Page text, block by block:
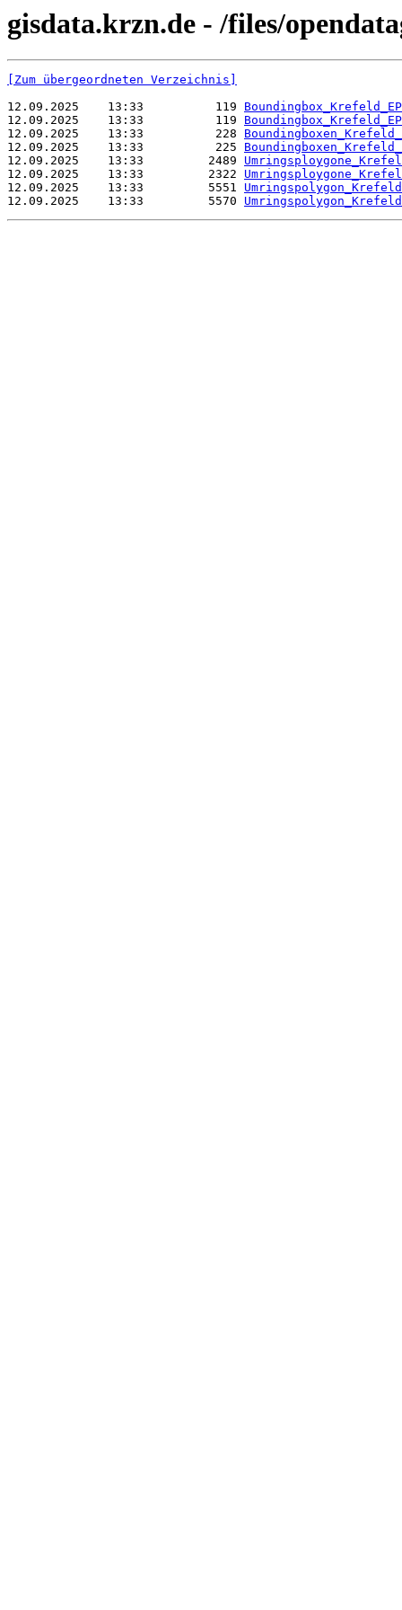
gisdata.krzn.de - /files/
[Zum übergeordneten Verzeichnis]
12.09.2025    13:33          119
12.09.2025    13:33          119
12.09.2025    13:33          228
12.09.2025    13:33          225
12.09.2025    13:33         2489
12.09.2025    13:33         2322
12.09.2025    13:33         5551
12.09.2025    13:33         5570